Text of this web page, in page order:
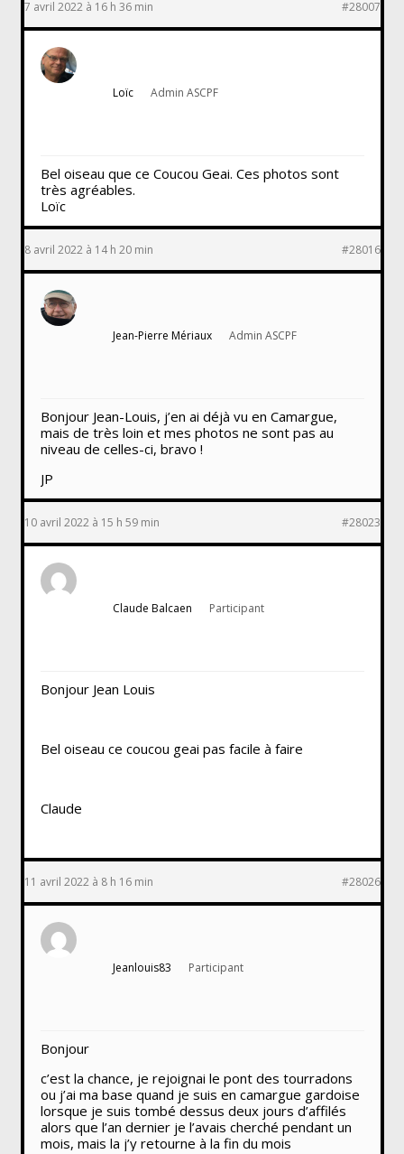
7 avril 2022 à 16 h 36 min #28007
Loïc Admin ASCPF
Bel oiseau que ce Coucou Geai. Ces photos sont
très agréables.
Loïc
8 avril 2022 à 14 h 20 min #28016
Jean-Pierre Mériaux Admin ASCPF
Bonjour Jean-Louis, j’en ai déjà vu en Camargue,
mais de très loin et mes photos ne sont pas au
niveau de celles-ci, bravo !
JP
10 avril 2022 à 15 h 59 min #28023
Claude Balcaen Participant
Bonjour Jean Louis
Bel oiseau ce coucou geai pas facile à faire
Claude
11 avril 2022 à 8 h 16 min #28026
Jeanlouis83 Participant
Bonjour
c’est la chance, je rejoignai le pont des tourradons
ou j’ai ma base quand je suis en camargue gardoise
lorsque je suis tombé dessus deux jours d’affilés
alors que l’an dernier je l’avais cherché pendant un
mois, mais la j’y retourne à la fin du mois